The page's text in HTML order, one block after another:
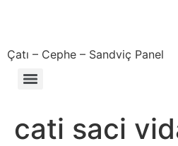
Çatı – Cephe – Sandviç Panel
cati saci